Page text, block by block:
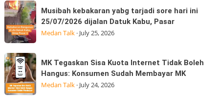
dan
Moto
GP
Edition
hadir
Musibah
kebakaran
yabg
tarjadi
sore
hari
ini
25/07/2026
Musibah kebakaran yabg tarjadi sore hari ini
25/07/2026 dijalan Datuk Kabu, Pasar
Medan Talk· July 25, 2026
MK
Tegaskan
Sisa
Kuota
MK Tegaskan Sisa Kuota Internet Tidak Boleh
Hangus: Konsumen Sudah Membayar MK
Medan Talk· July 24, 2026